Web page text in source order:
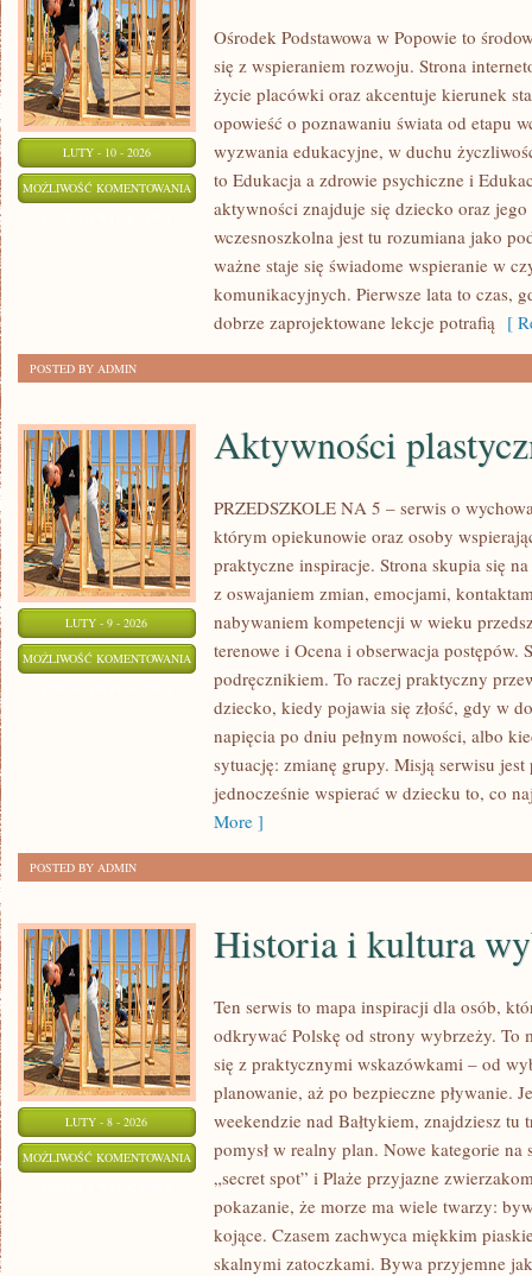
LUTY - 10 - 2026
MOŻLIWOŚĆ KOMENTOWANIA PROJEKTY
INNOWACJE
Ośrodek Podstawowa w Popowie to
się z wspieraniem rozwoju. Strona
życie placówki oraz akcentuje kierunek
opowieść o poznawaniu świata od etapu
wyzwania edukacyjne, w duchu
to Edukacja a zdrowie psychiczne i
aktywności znajduje się dziecko oraz
wczesnoszkolna jest tu rozumiana jako
ważne staje się świadome wspieranie w
komunikacyjnych. Pierwsze lata to czas,
dobrze zaprojektowane lekcje potrafią [
POSTED BY ADMIN
LUTY - 9 - 2026
MOŻLIWOŚĆ KOMENTOWANIA AKTYWNOŚCI
PLASTYCZNE
Aktywności
PRZEDSZKOLE NA 5 – serwis o
którym opiekunowie oraz osoby
praktyczne inspiracje. Strona skupia się
z oswajaniem zmian, emocjami,
nabywaniem kompetencji w wieku
terenowe i Ocena i obserwacja postępów.
podręcznikiem. To raczej praktyczny
dziecko, kiedy pojawia się złość, gdy w
napięcia po dniu pełnym nowości, albo
sytuację: zmianę grupy. Misją serwisu
jednocześnie wspierać w dziecku to, co
More ]
POSTED BY ADMIN
LUTY - 8 - 2026
MOŻLIWOŚĆ KOMENTOWANIA HISTORIA
KULTURA
WYBRZEŻY
Historia i kultura
Ten serwis to mapa inspiracji dla osób,
odkrywać Polskę od strony wybrzeży. To
się z praktycznymi wskazówkami – od
planowanie, aż po bezpieczne pływanie.
weekendzie nad Bałtykiem, znajdziesz
pomysł w realny plan. Nowe kategorie
„secret spot” i Plaże przyjazne
pokazanie, że morze ma wiele twarzy:
kojące. Czasem zachwyca miękkim
skalnymi zatoczkami. Bywa przyjemne